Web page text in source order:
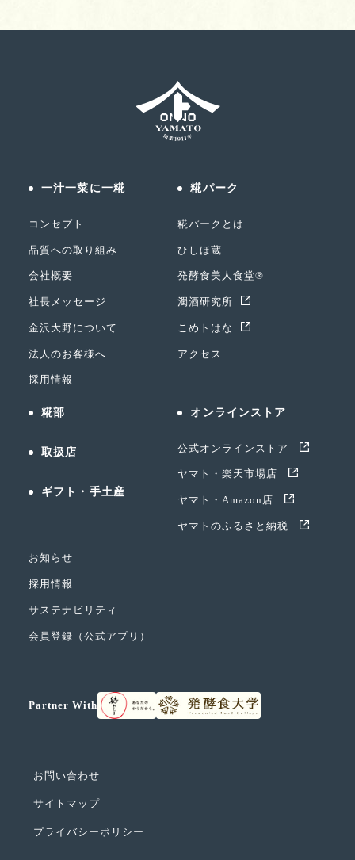
一汁一菜に一糀
コンセプト
品質への取り組み
会社概要
社長メッセージ
金沢大野について
法人のお客様へ
採用情報
糀パーク
糀パークとは
ひしほ蔵
発酵食美人食堂®
濁酒研究所
こめトはな
アクセス
糀部
取扱店
ギフト・手土産
オンラインストア
公式オンラインストア
ヤマト・楽天市場店
ヤマト・Amazon店
ヤマトのふるさと納税
お知らせ
採用情報
サステナビリティ
会員登録（公式アプリ）
Partner With
お問い合わせ
サイトマップ
プライバシーポリシー